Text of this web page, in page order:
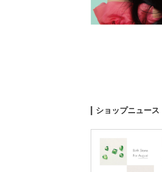
ショップニュース